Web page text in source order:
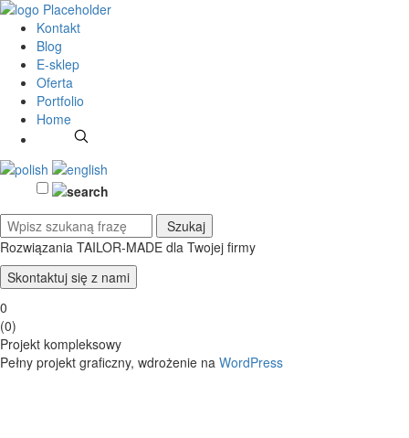
Kontakt
Blog
E-sklep
Oferta
Portfolio
Home
Rozwiązania TAILOR-MADE dla Twojej firmy
Skontaktuj się z nami
0
(0)
Projekt kompleksowy
Pełny projekt graficzny, wdrożenie na WordPress